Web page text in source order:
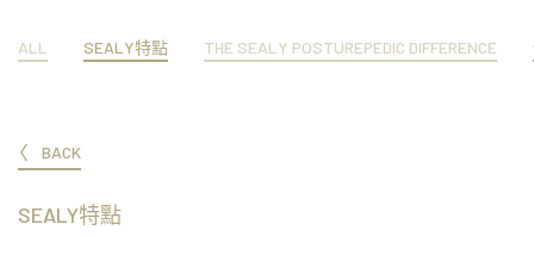
ALL SEALY特點 THE SEALY POSTUREPEDIC DIFFERENCE
BACK
SEALY特點